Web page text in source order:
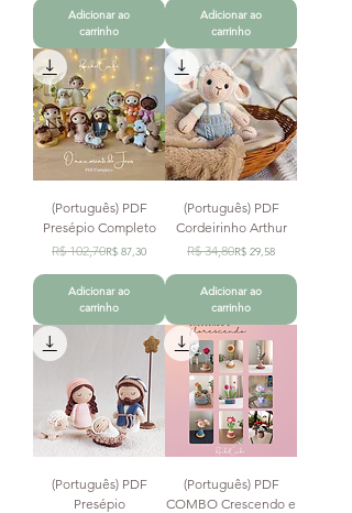
Adicionar ao
carrinho
Adicionar ao
carrinho
(Português) PDF
Presépio Completo
Preço normal
R$ 102,70Preço promocional
R$ 87,30
Adicionar ao
carrinho
(Português) PDF
Cordeirinho Arthur
Preço normal
R$ 34,80Preço promocional
R$ 29,58
Adicionar ao
carrinho
(Português) PDF
Presépio
(Português) PDF
COMBO Crescendo e